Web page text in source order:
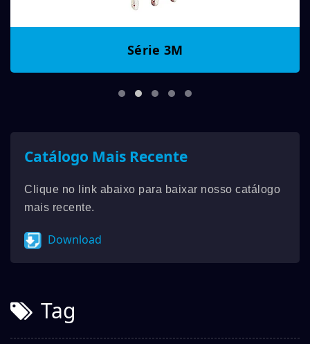
Série 3M
Catálogo Mais Recente
Clique no link abaixo para baixar nosso catálogo
mais recente.
Download
Tag